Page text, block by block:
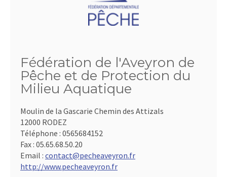
Fédération de l'Aveyron de
Pêche et de Protection du
Milieu Aquatique
Moulin de la Gascarie Chemin des Attizals
12000 RODEZ
Téléphone : 0565684152
Fax : 05.65.68.50.20
Email : contact@pecheaveyron.fr
http://www.pecheaveyron.fr